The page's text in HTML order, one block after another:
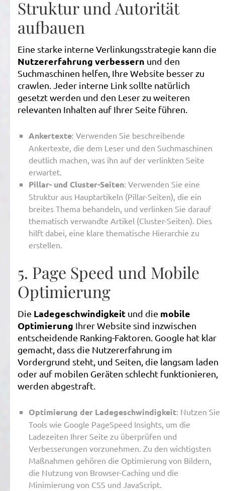
Struktur und Autorität
aufbauen
Eine starke interne Verlinkungsstrategie kann die
Nutzererfahrung verbessern und den
Suchmaschinen helfen, Ihre Website besser zu
crawlen. Jeder interne Link sollte natürlich
gesetzt werden und den Leser zu weiteren
relevanten Inhalten auf Ihrer Seite führen.
Ankertexte: Verwenden Sie beschreibende
Ankertexte, die dem Leser und den Suchmaschinen
deutlich machen, was ihn auf der verlinkten Seite
erwartet.
Pillar- und Cluster-Seiten: Verwenden Sie eine
Struktur aus Hauptartikeln (Pillar-Seiten), die ein
breites Thema behandeln, und verlinken Sie darauf
thematisch verwandte Artikel (Cluster-Seiten). Dies
hilft dabei, eine klare thematische Hierarchie zu
erstellen.
5. Page Speed und Mobile
Optimierung
Die Ladegeschwindigkeit und die mobile
Optimierung Ihrer Website sind inzwischen
entscheidende Ranking-Faktoren. Google hat klar
gemacht, dass die Nutzererfahrung im
Vordergrund steht, und Seiten, die langsam laden
oder auf mobilen Geräten schlecht funktionieren,
werden abgestraft.
Optimierung der Ladegeschwindigkeit: Nutzen Sie
Tools wie Google PageSpeed Insights, um die
Ladezeiten Ihrer Seite zu überprüfen und
Verbesserungen vorzunehmen. Zu den wichtigsten
Maßnahmen gehören die Optimierung von Bildern,
die Nutzung von Browser-Caching und die
Minimierung von CSS und JavaScript.